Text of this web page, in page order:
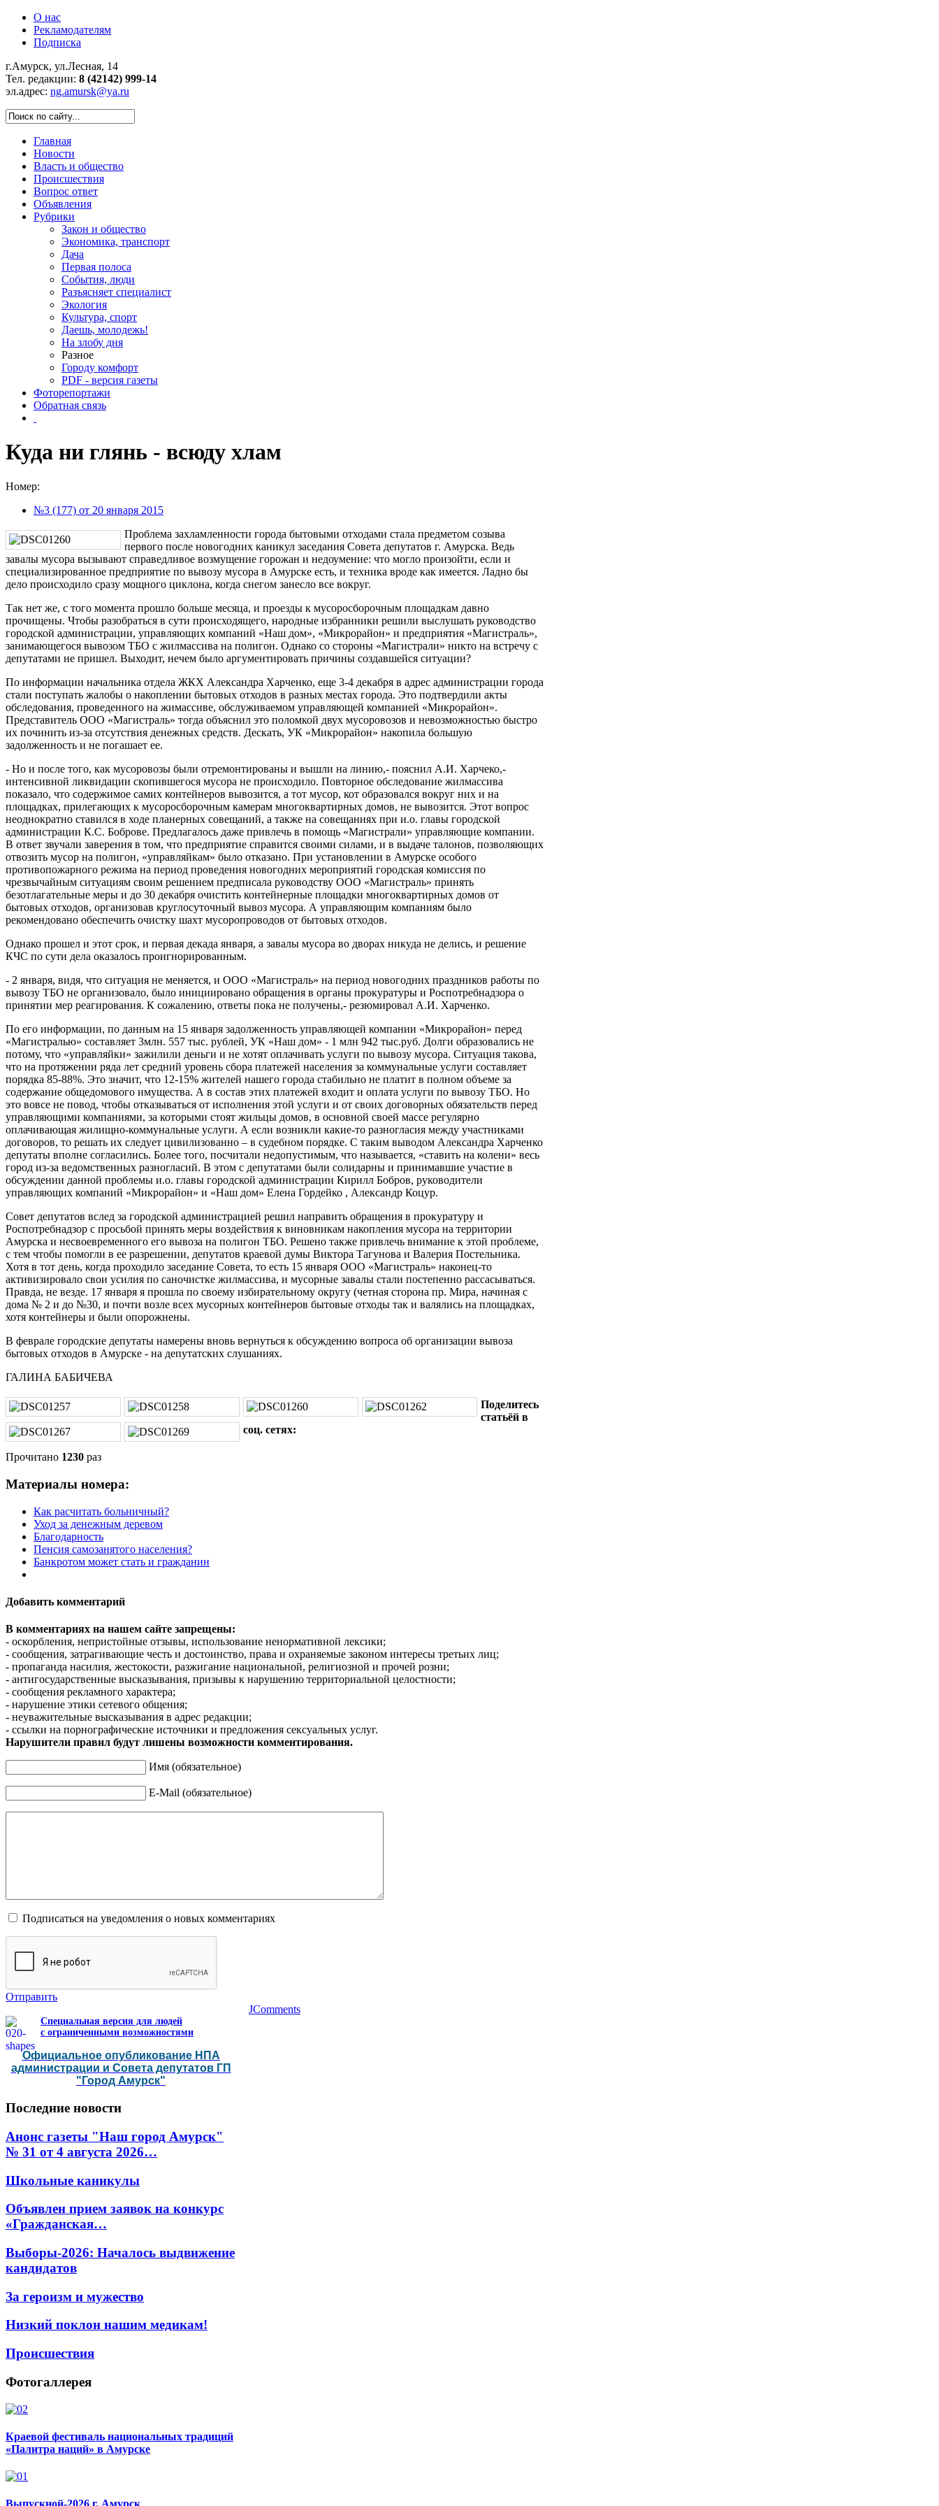
О нас
Рекламодателям
Подписка
г.Амурск, ул.Лесная, 14
Тел. редакции: 8 (42142) 999-14
эл.адрес: ng.amursk@ya.ru
Главная
Новости
Власть и общество
Происшествия
Вопрос ответ
Объявления
Рубрики
Закон и общество
Экономика, транспорт
Дача
Первая полоса
События, люди
Разъясняет специалист
Экология
Культура, спорт
Даешь, молодежь!
На злобу дня
Разное
Городу комфорт
PDF - версия газеты
Фоторепортажи
Обратная связь
Куда ни глянь - всюду хлам
Номер:
№3 (177) от 20 января 2015
Проблема захламленности города бытовыми отходами стала предметом созыва
первого после новогодних каникул заседания Совета депутатов г. Амурска. Ведь
завалы мусора вызывают справедливое возмущение горожан и недоумение: что могло произойти, если и
специализированное предприятие по вывозу мусора в Амурске есть, и техника вроде как имеется. Ладно бы
дело происходило сразу мощного циклона, когда снегом занесло все вокруг.
Так нет же, с того момента прошло больше месяца, и проезды к мусоросборочным площадкам давно
прочищены. Чтобы разобраться в сути происходящего, народные избранники решили выслушать руководство
городской администрации, управляющих компаний «Наш дом», «Микрорайон» и предприятия «Магистраль»,
занимающегося вывозом ТБО с жилмассива на полигон. Однако со стороны «Магистрали» никто на встречу с
депутатами не пришел. Выходит, нечем было аргументировать причины создавшейся ситуации?
По информации начальника отдела ЖКХ Александра Харченко, еще 3-4 декабря в адрес администрации города
стали поступать жалобы о накоплении бытовых отходов в разных местах города. Это подтвердили акты
обследования, проведенного на жимассиве, обслуживаемом управляющей компанией «Микрорайон».
Представитель ООО «Магистраль» тогда объяснил это поломкой двух мусоровозов и невозможностью быстро
их починить из-за отсутствия денежных средств. Дескать, УК «Микрорайон» накопила большую
задолженность и не погашает ее.
- Но и после того, как мусоровозы были отремонтированы и вышли на линию,- пояснил А.И. Харчеко,-
интенсивной ликвидации скопившегося мусора не происходило. Повторное обследование жилмассива
показало, что содержимое самих контейнеров вывозится, а тот мусор, кот образовался вокруг них и на
площадках, прилегающих к мусоросборочным камерам многоквартирных домов, не вывозится. Этот вопрос
неоднократно ставился в ходе планерных совещаний, а также на совещаниях при и.о. главы городской
администрации К.С. Боброве. Предлагалось даже привлечь в помощь «Магистрали» управляющие компании.
В ответ звучали заверения в том, что предприятие справится своими силами, и в выдаче талонов, позволяющих
отвозить мусор на полигон, «управляйкам» было отказано. При установлении в Амурске особого
противопожарного режима на период проведения новогодних мероприятий городская комиссия по
чрезвычайным ситуациям своим решением предписала руководству ООО «Магистраль» принять
безотлагательные меры и до 30 декабря очистить контейнерные площадки многоквартирных домов от
бытовых отходов, организовав круглосуточный вывоз мусора. А управляющим компаниям было
рекомендовано обеспечить очистку шахт мусоропроводов от бытовых отходов.
Однако прошел и этот срок, и первая декада января, а завалы мусора во дворах никуда не делись, и решение
КЧС по сути дела оказалось проигнорированным.
- 2 января, видя, что ситуация не меняется, и ООО «Магистраль» на период новогодних праздников работы по
вывозу ТБО не организовало, было инициировано обращения в органы прокуратуры и Роспотребнадзора о
принятии мер реагирования. К сожалению, ответы пока не получены,- резюмировал А.И. Харченко.
По его информации, по данным на 15 января задолженность управляющей компании «Микрорайон» перед
«Магистралью» составляет 3млн. 557 тыс. рублей, УК «Наш дом» - 1 млн 942 тыс.руб. Долги образовались не
потому, что «управляйки» зажилили деньги и не хотят оплачивать услуги по вывозу мусора. Ситуация такова,
что на протяжении ряда лет средний уровень сбора платежей населения за коммунальные услуги составляет
порядка 85-88%. Это значит, что 12-15% жителей нашего города стабильно не платит в полном объеме за
содержание общедомового имущества. А в состав этих платежей входит и оплата услуги по вывозу ТБО. Но
это вовсе не повод, чтобы отказываться от исполнения этой услуги и от своих договорных обязательств перед
управляющими компаниями, за которыми стоят жильцы домов, в основной своей массе регулярно
оплачивающая жилищно-коммунальные услуги. А если возникли какие-то разногласия между участниками
договоров, то решать их следует цивилизованно – в судебном порядке. С таким выводом Александра Харченко
депутаты вполне согласились. Более того, посчитали недопустимым, что называется, «ставить на колени» весь
город из-за ведомственных разногласий. В этом с депутатами были солидарны и принимавшие участие в
обсуждении данной проблемы и.о. главы городской администрации Кирилл Бобров, руководители
управляющих компаний «Микрорайон» и «Наш дом» Елена Гордейко , Александр Коцур.
Совет депутатов вслед за городской администрацией решил направить обращения в прокуратуру и
Роспотребнадзор с просьбой принять меры воздействия к виновникам накопления мусора на территории
Амурска и несвоевременного его вывоза на полигон ТБО. Решено также привлечь внимание к этой проблеме,
с тем чтобы помогли в ее разрешении, депутатов краевой думы Виктора Тагунова и Валерия Постельника.
Хотя в тот день, когда проходило заседание Совета, то есть 15 января ООО «Магистраль» наконец-то
активизировало свои усилия по саночистке жилмассива, и мусорные завалы стали постепенно рассасываться.
Правда, не везде. 17 января я прошла по своему избирательному округу (четная сторона пр. Мира, начиная с
дома № 2 и до №30, и почти возле всех мусорных контейнеров бытовые отходы так и валялись на площадках,
хотя контейнеры и были опорожнены.
В феврале городские депутаты намерены вновь вернуться к обсуждению вопроса об организации вывоза
бытовых отходов в Амурске - на депутатских слушаниях.
ГАЛИНА БАБИЧЕВА
Поделитесь
статьёй в
соц. сетях:
Прочитано 1230 раз
Материалы номера:
Как расчитать больничный?
Уход за денежным деревом
Благодарность
Пенсия самозанятого населения?
Банкротом может стать и гражданин
Добавить комментарий
В комментариях на нашем сайте запрещены:
- оскорбления, непристойные отзывы, использование ненормативной лексики;
- сообщения, затрагивающие честь и достоинство, права и охраняемые законом интересы третьих лиц;
- пропаганда насилия, жестокости, разжигание национальной, религиозной и прочей розни;
- антигосударственные высказывания, призывы к нарушению территориальной целостности;
- сообщения рекламного характера;
- нарушение этики сетевого общения;
- неуважительные высказывания в адрес редакции;
- ссылки на порнографические источники и предложения сексуальных услуг.
Нарушители правил будут лишены возможности комментирования.
Имя (обязательное)
E-Mail (обязательное)
Подписаться на уведомления о новых комментариях
Отправить
JComments
Специальная версия для людей
с ограниченными возможностями
Официальное опубликование НПА
администрации и Совета депутатов ГП
"Город Амурск"
Последние новости
Анонс газеты "Наш город Амурск"
№ 31 от 4 августа 2026…
Школьные каникулы
Объявлен прием заявок на конкурс
«Гражданская…
Выборы-2026: Началось выдвижение
кандидатов
За героизм и мужество
Низкий поклон нашим медикам!
Происшествия
Фотогаллерея
Краевой фестиваль национальных традиций
«Палитра наций» в Амурске